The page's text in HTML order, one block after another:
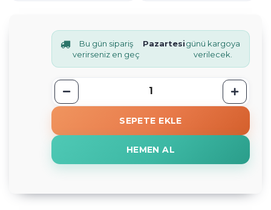
Bu gün sipariş
verirseniz en geç
Pazartesigünü kargoya
verilecek.
SEPETE EKLE
HEMEN AL